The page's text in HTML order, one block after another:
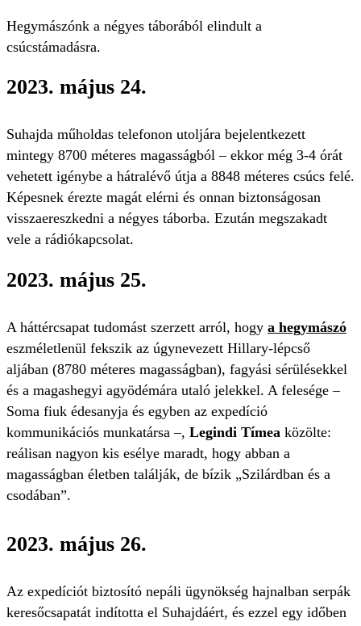
Hegymászónk a négyes táborából elindult a
csúcstámadásra.
2023. május 24.
Suhajda műholdas telefonon utoljára bejelentkezett
mintegy 8700 méteres magasságból – ekkor még 3-4 órát
vehetett igénybe a hátralévő útja a 8848 méteres csúcs felé.
Képesnek érezte magát elérni és onnan biztonságosan
visszaereszkedni a négyes táborba. Ezután megszakadt
vele a rádiókapcsolat.
2023. május 25.
A háttércsapat tudomást szerzett arról, hogy a hegymászó
eszméletlenül fekszik az úgynevezett Hillary-lépcső
aljában (8780 méteres magasságban), fagyási sérülésekkel
és a magashegyi agyödémára utaló jelekkel. A felesége –
Soma fiuk édesanyja és egyben az expedíció
kommunikációs munkatársa –, Legindi Tímea közölte:
reálisan nagyon kis esélye maradt, hogy abban a
magasságban életben találják, de bízik „Szilárdban és a
csodában”.
2023. május 26.
Az expedíciót biztosító nepáli ügynökség hajnalban serpák
keresőcsapatát indította el Suhajdáért, és ezzel egy időben